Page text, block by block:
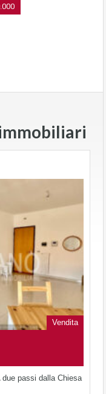
Vendita
passi dalla Chiesa